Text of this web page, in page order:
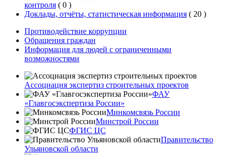
контроля ( 0 )
Доклады, отчёты, статистическая информация ( 20 )
Противодействие коррупции
Обращения граждан
Информация для людей с ограниченными
возможностями
Ассоциация экспертиз строительных проектов
ФАУ
«Главгосэкспертиза России»
Минкомсвязь России
Минстрой России
ФГИС ЦС
Правительство
Ульяновской области